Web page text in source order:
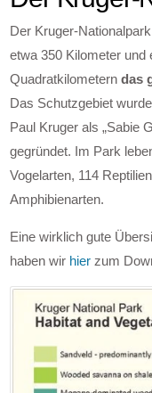
Der Kruger-
etwa 350 Kilometer und
Quadratkilometerndas
Das Schutzgebiet
Paul Kruger als „Sabie
gegründet. Im Park
Vogelarten, 114
Amphibienarten.
Eine wirklich gute
haben wir hier zum